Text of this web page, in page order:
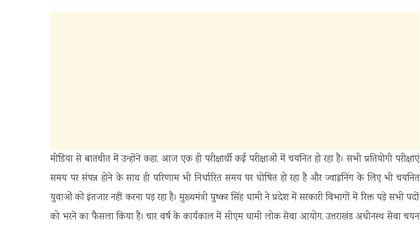
मीडिया से बातचीत में उन्होंने कहा, आज एक ही परीक्षार्थी कई परीक्षाओं में चयनित हो रहा है। सभी प्रतियोगी परीक्षाएं
समय पर संपन्न होने के साथ ही परिणाम भी निर्धारित समय पर घोषित हो रहा है और ज्वाइनिंग के लिए भी चयनित
युवाओं को इंतजार नहीं करना पड़ रहा है। मुख्यमंत्री पुष्कर सिंह धामी ने प्रदेश में सरकारी विभागों में रिक्त पड़े सभी पदों
को भरने का फैसला किया है। चार वर्ष के कार्यकाल में सीएम धामी लोक सेवा आयोग, उत्तराखंड अधीनस्थ सेवा चयन